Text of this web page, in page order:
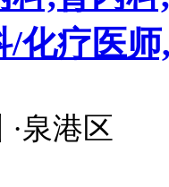
/化疗医
·泉港区